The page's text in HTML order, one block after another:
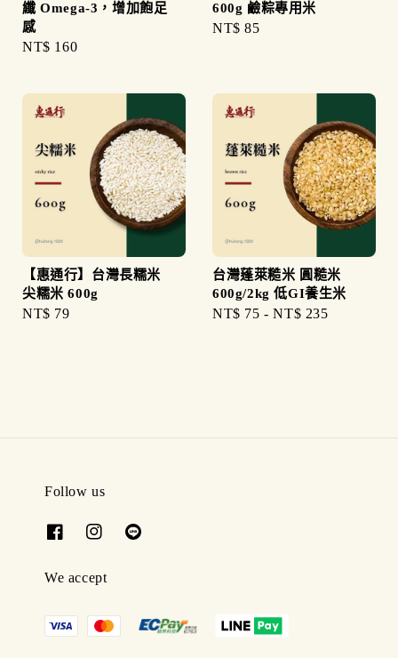
纖 Omega-3，增加飽足
感
Regular
NT$ 160
600g 鹼粽專用米
Regular
NT$ 85
【惠通行】台灣長糯米
尖糯米 600g
Regular
NT$ 79
台灣蓬萊糙米 圓糙米
600g/2kg 低GI養生米
Regular
NT$ 75 -NT$ 235
Follow us
We accept